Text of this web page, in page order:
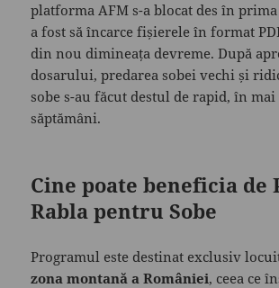
platforma AFM s-a blocat des în
a fost să încarce fișierele în format
din nou dimineața devreme. După
dosarului, predarea sobei vechi și
sobe s-au făcut destul de rapid, în
săptămâni.
Cine poate beneficia de
Rabla pentru Sobe
Programul este destinat exclusiv
zona montană a României, ceea ce